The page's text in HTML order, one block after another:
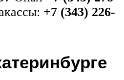
+7 (343) 226-